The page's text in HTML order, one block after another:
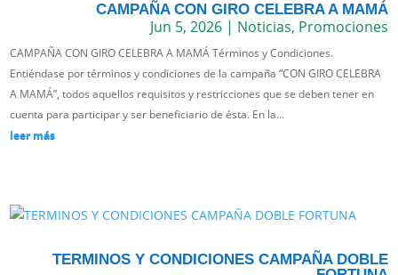
CAMPAÑA CON GIRO CELEBRA A MAMÁ
Jun 5, 2026| Noticias, Promociones
CAMPAÑA CON GIRO CELEBRA A MAMÁ Términos y Condiciones.
Entiéndase por términos y condiciones de la campaña “CON GIRO CELEBRA
A MAMÁ”, todos aquellos requisitos y restricciones que se deben tener en
cuenta para participar y ser beneficiario de ésta. En la...
leer más
TERMINOS Y CONDICIONES CAMPAÑA DOBLE